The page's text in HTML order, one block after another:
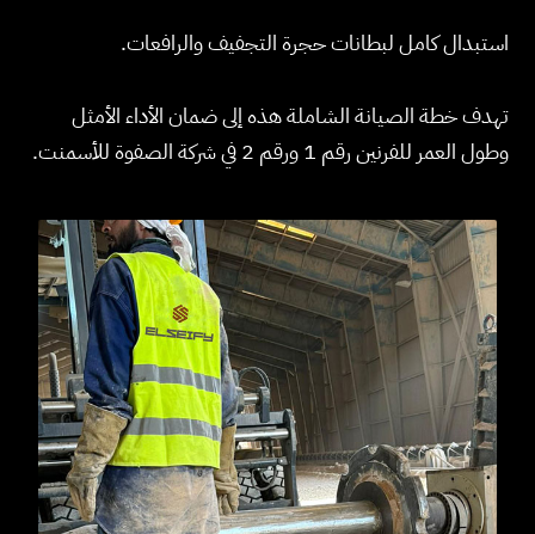
استبدال كامل لبطانات حجرة التجفيف والرافعات.
تهدف خطة الصيانة الشاملة هذه إلى ضمان الأداء الأمثل
وطول العمر للفرنين رقم 1 ورقم 2 في شركة الصفوة للأسمنت.